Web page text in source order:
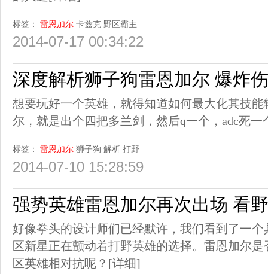
标签： 雷恩加尔 卡兹克 野区霸主
2014-07-17 00:34:22
深度解析狮子狗雷恩加尔 爆炸
想要玩好一个英雄，就得知道如何最大化其技
尔，就是出个四把多兰剑，然后q一个，adc死一
标签： 雷恩加尔 狮子狗 解析 打野
2014-07-10 15:28:59
强势英雄雷恩加尔再次出场 看
好像拳头的设计师们已经默许，我们看到了一
区新星正在颤动着打野英雄的选择。雷恩加尔
区英雄相对抗呢？ [详细]